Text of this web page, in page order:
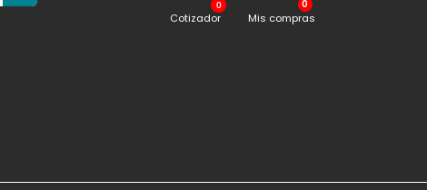
0
Cotizador Mis compras